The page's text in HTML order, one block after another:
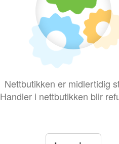
Nettbutikken er midlertidig
Handler i nettbutikken blir